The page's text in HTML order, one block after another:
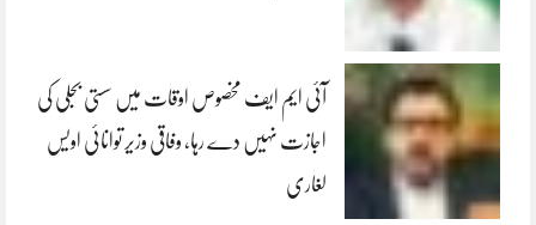
آئی ایم ایف مخصوص اوقات میں سستی بجلی کی
اجازت نہیں دے رہا، وفاقی وزیر توانائی اویس
لغاری